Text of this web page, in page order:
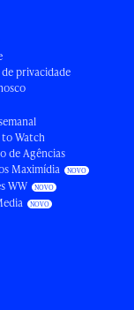
privacidade
to Watch
de Agências
Maximídia
WW